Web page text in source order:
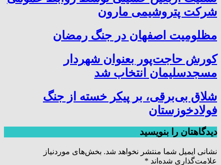
شرکت پتروشیمی مارون
مظلومیت اصفهان در جنگ رمضان
کورش حاجت‌پور بعنوان شهردار
مسجدسلیمان انتخاب شد
شلاق‌ بی‌برقی، بر پیکر خسته‌ از جنگ
فولادخوزستان
دیدگاهتان را بنویسید
نشانی ایمیل شما منتشر نخواهد شد. بخش‌های موردنیاز
علامت‌گذاری شده‌اند *